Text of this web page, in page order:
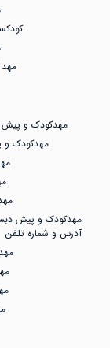
مهدکودک و پیش
مهدکودک و
مهدکودک و پیش
آدرس و شماره تلفن